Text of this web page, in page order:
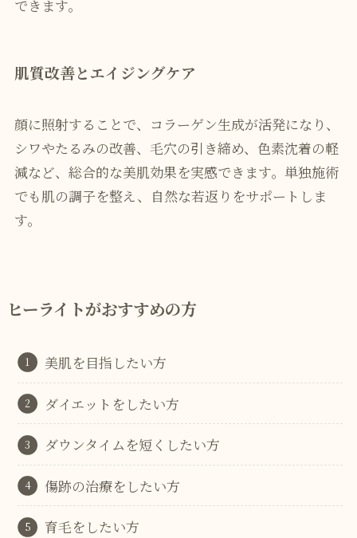
できます。
肌質改善とエイジングケア
顔に照射することで、コラーゲン生成が活発になり、
シワやたるみの改善、毛穴の引き締め、色素沈着の軽
減など、総合的な美肌効果を実感できます。単独施術
でも肌の調子を整え、自然な若返りをサポートしま
す。
ヒーライトがおすすめの方
美肌を目指したい方
ダイエットをしたい方
ダウンタイムを短くしたい方
傷跡の治療をしたい方
育毛をしたい方